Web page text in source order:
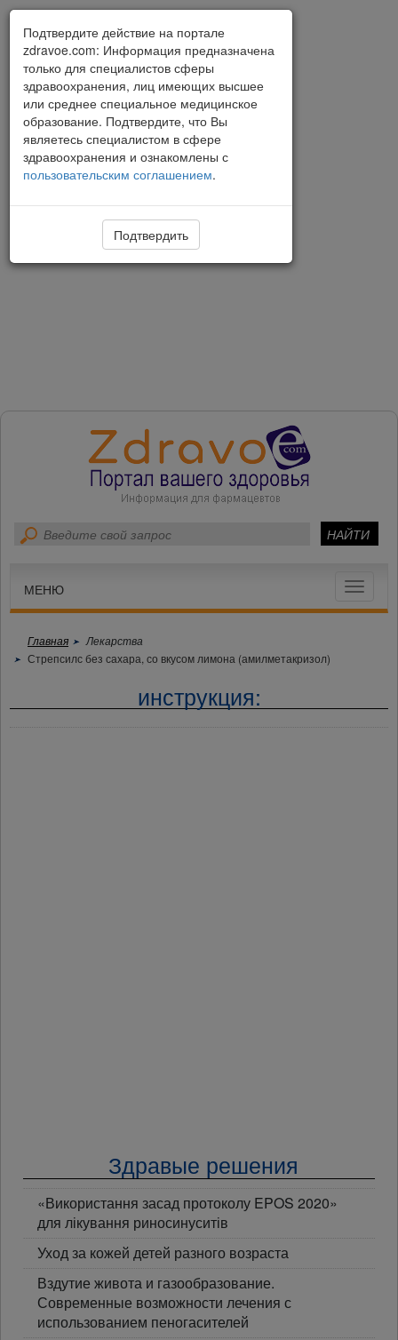
Toggle
МЕНЮ
Главная
Лекарства
Стрепсилс без сахара, со вкусом лимона (амилметакризол)
инструкция:
Здравые решения
«Використання засад протоколу EPOS 2020»
для лікування риносинуситів
Уход за кожей детей разного возраста
Вздутие живота и газообразование.
Современные возможности лечения с
использованием пеногасителей
Подтвердите действие на портале
zdravoe.com: Информация предназначена
только для специалистов сферы
здравоохранения, лиц имеющих высшее
или среднее специальное медицинское
образование. Подтвердите, что Вы
являетесь специалистом в сфере
здравоохранения и ознакомлены с
пользовательским соглашением.
Подтвердить